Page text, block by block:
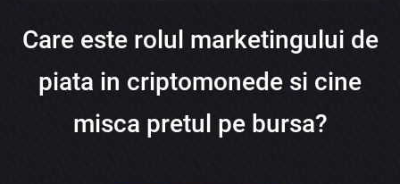
Care este rolul marketingului de
piata in criptomonede si cine
misca pretul pe bursa?